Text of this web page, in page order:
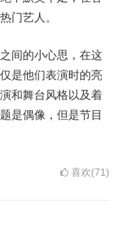
门艺人。
间的小心思，在这
是他们表演时的亮
和舞台风格以及着
是偶像，但是节目
喜欢(71)